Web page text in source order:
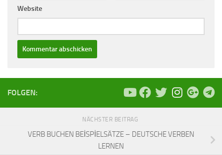
Website
FOLGEN:
NÄCHSTER BEITRAG
VERB BUCHEN BEİSPİELSÄTZE – DEUTSCHE VERBEN
LERNEN